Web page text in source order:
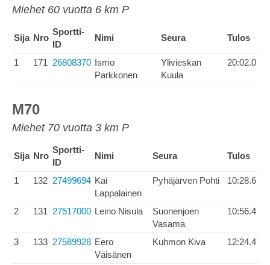
Miehet 60 vuotta 6 km P
Sija Nro
Sportti-
ID
Nimi Seura Tulos
1 171 26808370 Ismo
Parkkonen
Ylivieskan
Kuula
20:02.0
M70
Miehet 70 vuotta 3 km P
Sija Nro
Sportti-
ID
Nimi Seura Tulos
1 132 27499694 Kai
Lappalainen
Pyhäjärven Pohti 10:28.6
2 131 27517000 Leino Nisula
Suonenjoen
Vasama
10:56.4
3 133 27589928 Eero
Väisänen
Kuhmon Kiva 12:24.4